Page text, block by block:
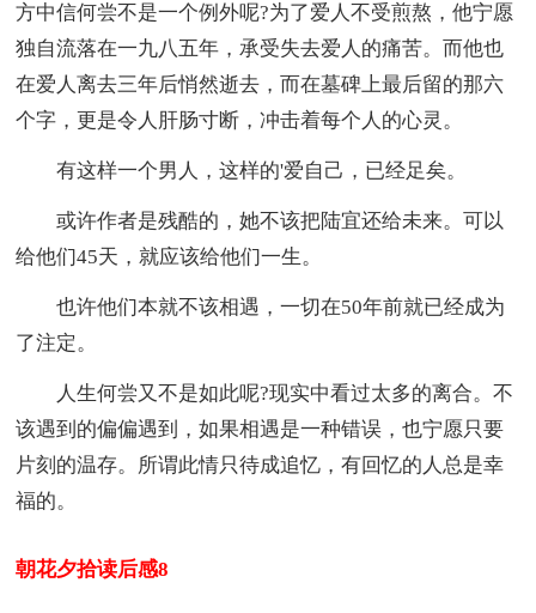
方中信何尝不是一个例外呢?为了爱人不受煎熬，他宁愿
独自流落在一九八五年，承受失去爱人的痛苦。而他也
在爱人离去三年后悄然逝去，而在墓碑上最后留的那六
个字，更是令人肝肠寸断，冲击着每个人的心灵。
有这样一个男人，这样的'爱自己，已经足矣。
或许作者是残酷的，她不该把陆宜还给未来。可以
给他们45天，就应该给他们一生。
也许他们本就不该相遇，一切在50年前就已经成为
了注定。
人生何尝又不是如此呢?现实中看过太多的离合。不
该遇到的偏偏遇到，如果相遇是一种错误，也宁愿只要
片刻的温存。所谓此情只待成追忆，有回忆的人总是幸
福的。
朝花夕拾读后感8